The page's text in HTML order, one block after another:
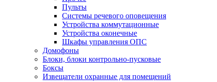
Пульты
Системы речевого оповещения
Устройства коммутационные
Устройства оконечные
Шкафы управления ОПС
Домофоны
Блоки, блоки контрольно-пусковые
Боксы
Извещатели охранные для помещений